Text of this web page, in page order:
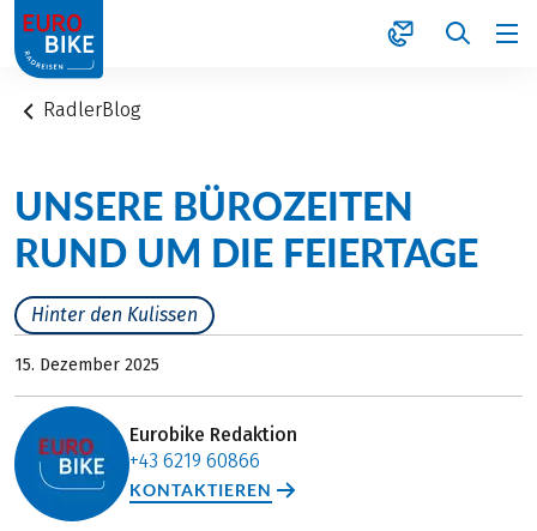
1
RadlerBlog
UNSERE BÜROZEITEN
RUND UM DIE FEIERTAGE
Hinter den Kulissen
15. Dezember 2025
Eurobike Redaktion
+43 6219 60866
KONTAKTIEREN